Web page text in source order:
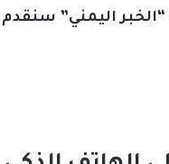
“الخبر اليمني”